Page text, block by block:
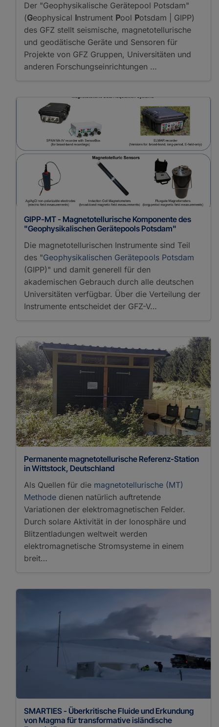
Der "Geophysikalische Gerätepool Potsdam"
(Geophysical Instrument Pool Potsdam | GIPP)
des GFZ stellt seismische, magnetotellurische
und geodätische Geräte und Sensoren für
Projekte von GFZ Gruppen, Universitäten und
anderen Forschungseinrichtungen …
GIPP-MT - Magnetotellurische Komponente des
"Geophysikalischen Gerätepools Potsdam"
Die magnetotellurischen Instrumente sind Teil
des "Geophysikalischen Gerätepools Potsdam
(GIPP)" und damit generell für den
akademischen Gebrauch durch alle deutschen
Universitäten verfügbar. Über die Verteilung der
Instrumente entscheidet der GFZ-V…
Permanente magnetotellurische Referenz-Station
in Wittstock, Deutschland
Als Quellen für die magnetotellurische (MT)
Methode dienen natürlich auftretende
Variationen der elektromagnetischen Felder.
Durch solare Aktivität in der Ionosphäre und
Blitzentladungen weltweit werden
elektromagnetische Stromsysteme in einem
breit…
SMARTIES - Überkritische Fluide und Erkundung
von Magma für transformative isländische